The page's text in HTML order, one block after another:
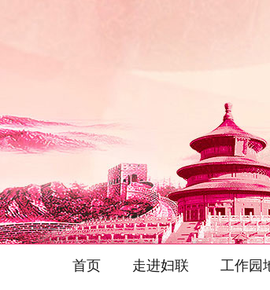
首页 走进妇联 工作园